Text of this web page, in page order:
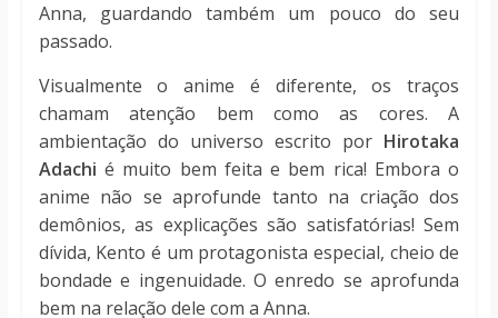
Anna, guardando também um pouco do seu
passado.
Visualmente o anime é diferente, os traços
chamam atenção bem como as cores. A
ambientação do universo escrito por Hirotaka
Adachi é muito bem feita e bem rica! Embora o
anime não se aprofunde tanto na criação dos
demônios, as explicações são satisfatórias! Sem
dívida, Kento é um protagonista especial, cheio de
bondade e ingenuidade. O enredo se aprofunda
bem na relação dele com a Anna.